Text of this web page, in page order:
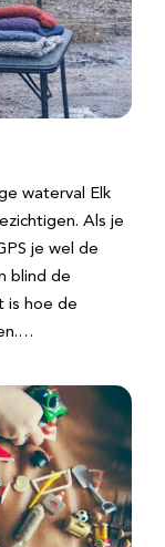
waterval Elk
Als je
je wel de
blind de
is hoe de